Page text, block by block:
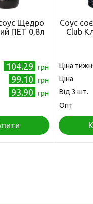
Щедро
ПЕТ 0,8л
104.29
грн
99.10
грн
93.90 грн
Соус
Сlub
Ціна
Ціна
Від 3 шт.
Опт